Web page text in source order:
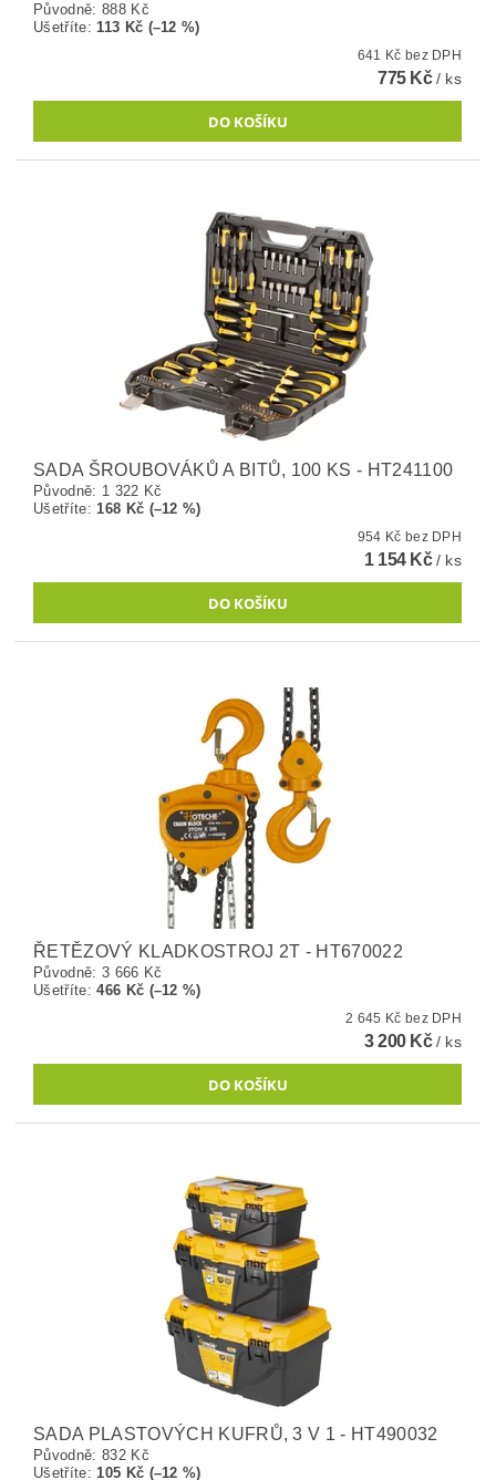
Původně: 888 Kč
Ušetříte:113 Kč (–12 %)
641 Kč bez DPH
775 Kč/ ks
SADA ŠROUBOVÁKŮ A BITŮ, 100 KS - HT241100
Původně: 1 322 Kč
Ušetříte:168 Kč (–12 %)
954 Kč bez DPH
1 154 Kč/ ks
ŘETĚZOVÝ KLADKOSTROJ 2T - HT670022
Původně: 3 666 Kč
Ušetříte:466 Kč (–12 %)
2 645 Kč bez DPH
3 200 Kč/ ks
SADA PLASTOVÝCH KUFRŮ, 3 V 1 - HT490032
Původně: 832 Kč
Ušetříte: 105 Kč (–12 %)